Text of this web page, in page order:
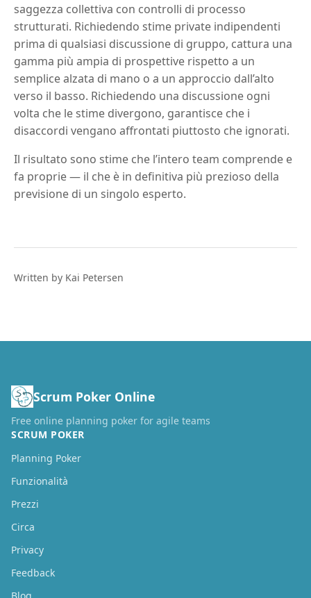
saggezza collettiva con controlli di processo
strutturati. Richiedendo stime private indipendenti
prima di qualsiasi discussione di gruppo, cattura una
gamma più ampia di prospettive rispetto a un
semplice alzata di mano o a un approccio dall’alto
verso il basso. Richiedendo una discussione ogni
volta che le stime divergono, garantisce che i
disaccordi vengano affrontati piuttosto che ignorati.
Il risultato sono stime che l’intero team comprende e
fa proprie — il che è in definitiva più prezioso della
previsione di un singolo esperto.
Written by Kai Petersen
Scrum Poker Online
Free online planning poker for agile teams
SCRUM POKER
Planning Poker
Funzionalità
Prezzi
Circa
Privacy
Feedback